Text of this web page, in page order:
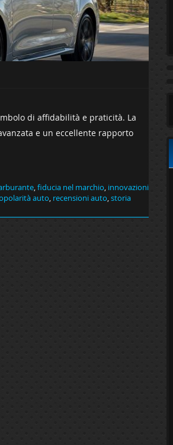
di affidabilità e praticità. La
e un eccellente rapporto
fiducia nel marchio innovazioni
auto recensioni auto storia